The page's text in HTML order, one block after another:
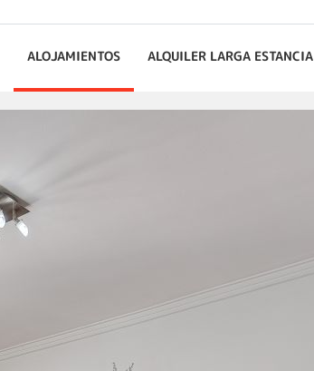
ALOJAMIENTOS ALQUILER LARGA ESTANCIA